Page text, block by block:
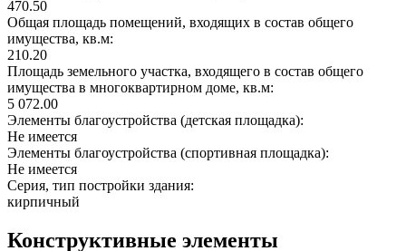
470.50
Общая площадь помещений, входящих в состав общего
имущества, кв.м:
210.20
Площадь земельного участка, входящего в состав общего
имущества в многоквартирном доме, кв.м:
5 072.00
Элементы благоустройства (детская площадка):
Не имеется
Элементы благоустройства (спортивная площадка):
Не имеется
Серия, тип постройки здания:
кирпичный
Конструктивные элементы